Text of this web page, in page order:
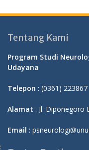
Tentang Kami
Program Studi
Udayana
Telepon : (0361) 223867
Alamat : Jl. Diponegoro
Email :